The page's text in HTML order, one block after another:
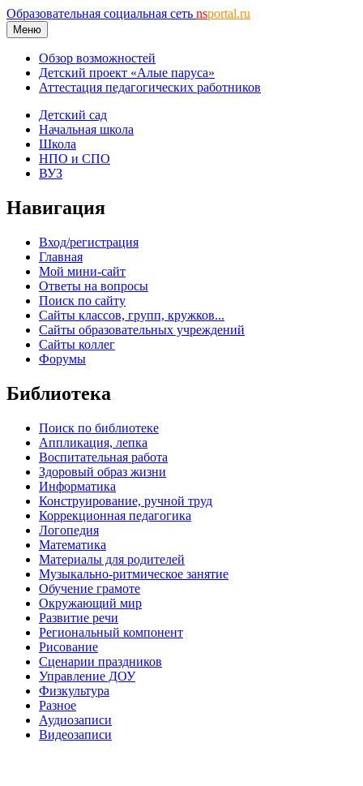
Образовательная социальная сеть nsportal.ru
Меню
Обзор возможностей
Детский проект «Алые паруса»
Аттестация педагогических работников
Детский сад
Начальная школа
Школа
НПО и СПО
ВУЗ
Навигация
Вход/регистрация
Главная
Мой мини-сайт
Ответы на вопросы
Поиск по сайту
Сайты классов, групп, кружков...
Сайты образовательных учреждений
Сайты коллег
Форумы
Библиотека
Поиск по библиотеке
Аппликация, лепка
Воспитательная работа
Здоровый образ жизни
Информатика
Конструирование, ручной труд
Коррекционная педагогика
Логопедия
Математика
Материалы для родителей
Музыкально-ритмическое занятие
Обучение грамоте
Окружающий мир
Развитие речи
Региональный компонент
Рисование
Сценарии праздников
Управление ДОУ
Физкультура
Разное
Аудиозаписи
Видеозаписи